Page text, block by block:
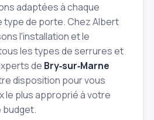
adaptées à chaque
type de porte. Chez Albert
l'installation et le
les types de serrures et
de Bry‑sur‑Marne
disposition pour vous
le plus approprié à votre
budget.